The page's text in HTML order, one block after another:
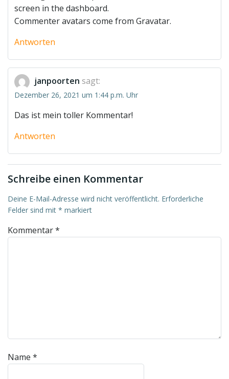
screen in the dashboard.
Commenter avatars come from Gravatar.
Antworten
janpoorten sagt:
Dezember 26, 2021 um 1:44 p.m. Uhr
Das ist mein toller Kommentar!
Antworten
Schreibe einen Kommentar
Deine E-Mail-Adresse wird nicht veröffentlicht. Erforderliche
Felder sind mit * markiert
Kommentar*
Name *